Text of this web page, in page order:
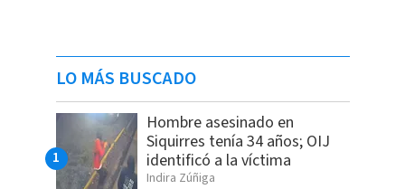
LO MÁS BUSCADO
Hombre asesinado en
Siquirres tenía 34 años; OIJ
identificó a la víctima
Indira Zúñiga